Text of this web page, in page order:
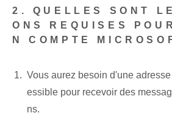
2. QUELLES SONT
ONS REQUISES
N COMPTE
Vous aurez besoin d'une
essible pour recevoir des
ns.